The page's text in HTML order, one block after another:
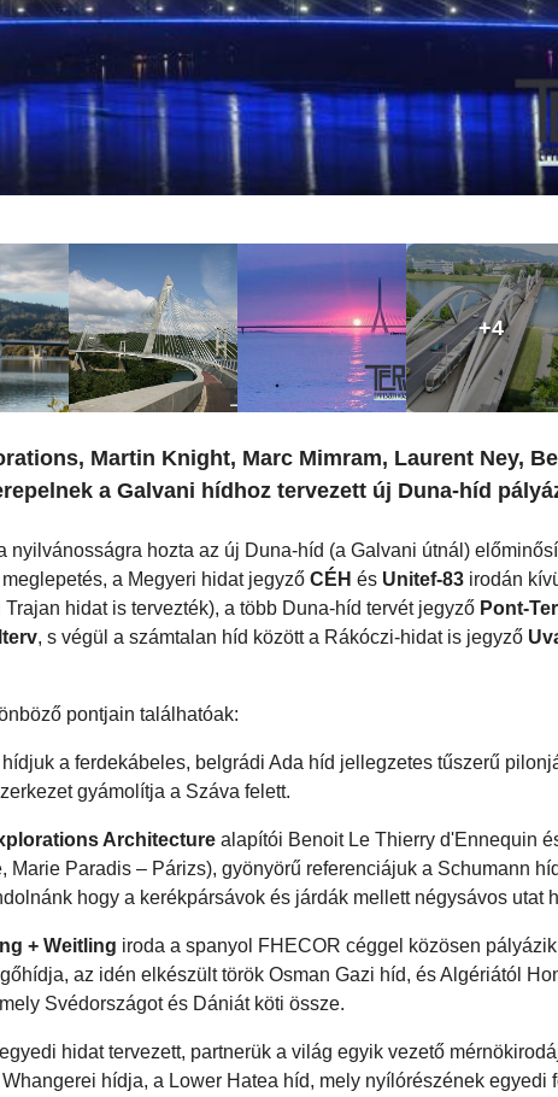
+4
Martin Knight, Marc Mimram, Laurent Ney,
a Galvani hídhoz tervezett új Duna-híd
hozta az új Duna-híd (a Galvani útnál)
a Megyeri hidat jegyző CÉH és Unitef-83 irodán
hidat is tervezték), a több Duna-híd tervét jegyző Pont-
, s végül a számtalan híd között a Rákóczi-hidat is jegyző
pontjain találhatóak:
a ferdekábeles, belgrádi Ada híd jellegzetes tűszerű
gyámolítja a Száva felett.
Architecture alapítói Benoit Le Thierry d'Ennequin
Marie Paradis – Párizs), gyönyörű referenciájuk a Schumann
hogy a kerékpársávok és járdák mellett négysávos utat
+ Weitling iroda a spanyol FHECOR céggel közösen
az idén elkészült török Osman Gazi híd, és Algériától
Svédországot és Dániát köti össze.
hidat tervezett, partnerük a világ egyik vezető
hídja, a Lower Hatea híd, mely nyílórészének egyedi